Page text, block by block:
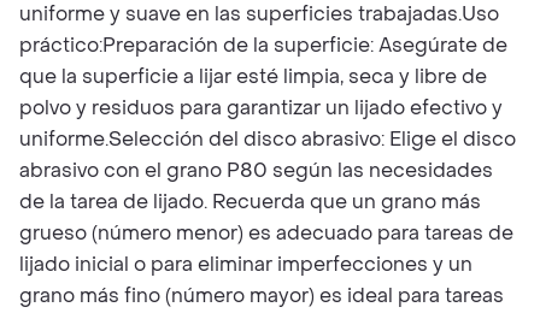
uniforme y suave en las superficies trabajadas.Uso
práctico:Preparación de la superficie: Asegúrate de
que la superficie a lijar esté limpia, seca y libre de
polvo y residuos para garantizar un lijado efectivo y
uniforme.Selección del disco abrasivo: Elige el disco
abrasivo con el grano P80 según las necesidades
de la tarea de lijado. Recuerda que un grano más
grueso (número menor) es adecuado para tareas de
lijado inicial o para eliminar imperfecciones y un
grano más fino (número mayor) es ideal para tareas